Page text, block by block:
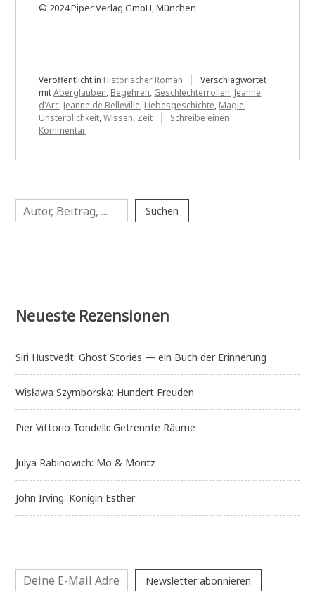
© 2024 Piper Verlag GmbH, München
Veröffentlicht in Historischer Roman
Verschlagwortet
mitAberglauben, Begehren, Geschlechterrollen, Jeanne
d'Arc, Jeanne de Belleville, Liebesgeschichte, Magie,
Unsterblichkeit,Wissen, Zeit
Schreibe einen
Kommentarzu
begann
Suchen
Suchen
Neueste Rezensionen
Siri Hustvedt: Ghost Stories — ein Buch der Erinnerung
Wisława Szymborska: Hundert Freuden
Pier Vittorio Tondelli: Getrennte Räume
Julya Rabinowich: Mo & Moritz
John Irving: Königin Esther
Newsletter abonnieren